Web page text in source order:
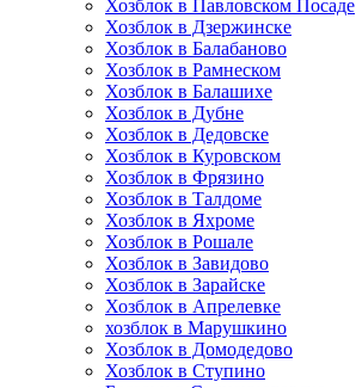
Хозблок в Павловском Посаде
Хозблок в Дзержинске
Хозблок в Балабаново
Хозблок в Рамнеском
Хозблок в Балашихе
Хозблок в Дубне
Хозблок в Дедовске
Хозблок в Куровском
Хозблок в Фрязино
Хозблок в Талдоме
Хозблок в Яхроме
Хозблок в Рошале
Хозблок в Завидово
Хозблок в Зарайске
Хозблок в Апрелевке
хозблок в Марушкино
Хозблок в Домодедово
Хозблок в Ступино